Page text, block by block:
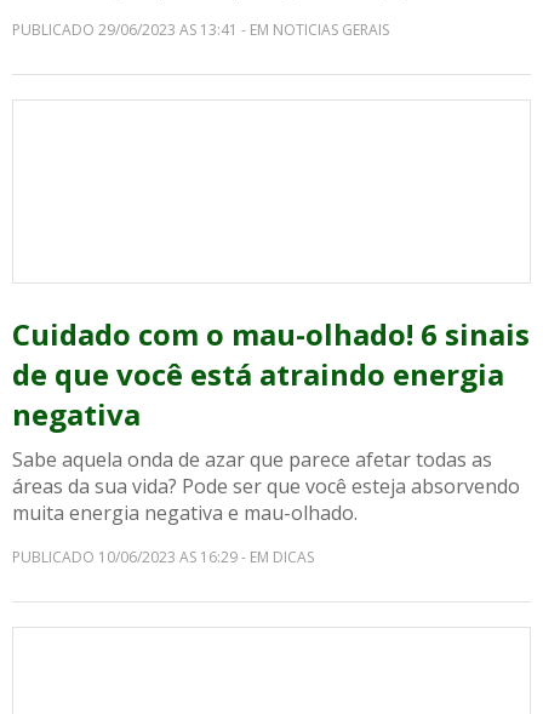
PUBLICADO 29/06/2023 AS 13:41 - EM NOTICIAS GERAIS
Cuidado com o mau-olhado! 6 sinais
de que você está atraindo energia
negativa
Sabe aquela onda de azar que parece afetar todas as
áreas da sua vida? Pode ser que você esteja absorvendo
muita energia negativa e mau-olhado.
PUBLICADO 10/06/2023 AS 16:29 - EM DICAS